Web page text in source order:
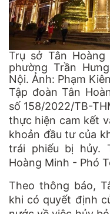
Trụ sở Tân
phường Trần
Nội. Ảnh: Phạm
Tập đoàn Tân
số 158/2022/TB-
thực hiện cam kết
khoản đầu tư của
trái phiếu bị hủy.
Hoàng Minh - Phó
Theo thông báo,
khi có quyết định